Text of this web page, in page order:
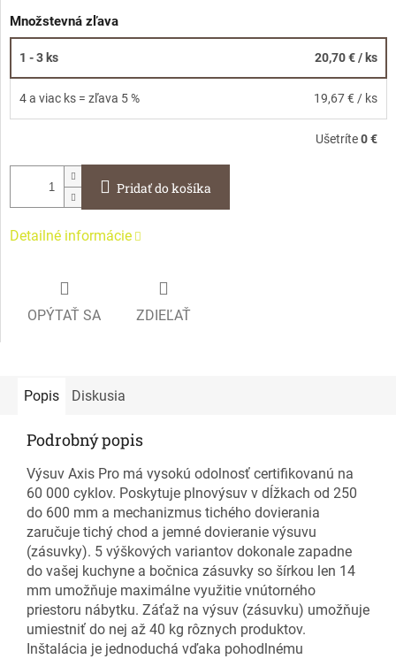
Množstevná zľava
1 - 3 ks 20,70 €/ ks
4 a viac ks = zľava 5 % 19,67 € / ks
Ušetríte0 €
Pridať do košíka
Detailné informácie
OPÝTAŤ SA ZDIEĽAŤ
Popis Diskusia
Podrobný popis
Výsuv Axis Pro má vysokú odolnosť certifikovanú na
60 000 cyklov. Poskytuje plnovýsuv v dĺžkach od 250
do 600 mm a mechanizmus tichého dovierania
zaručuje tichý chod a jemné dovieranie výsuvu
(zásuvky). 5 výškových variantov dokonale zapadne
do vašej kuchyne a bočnica zásuvky so šírkou len 14
mm umožňuje maximálne využitie vnútorného
priestoru nábytku. Záťaž na výsuv (zásuvku) umožňuje
umiestniť do nej až 40 kg rôznych produktov.
Inštalácia je jednoduchá vďaka pohodlnému